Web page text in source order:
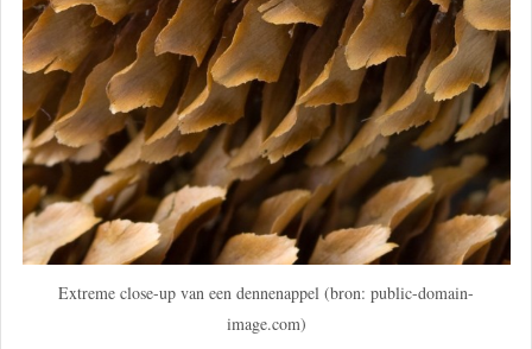
Extreme close-up van een dennenappel (bron: public-domain-
image.com)